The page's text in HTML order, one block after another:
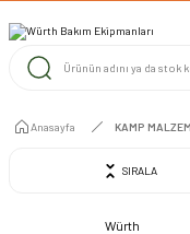
UYARI ! KARGOLAR 13
1000 TL ve Üzeri Ücretsiz
Anasayfa KAMP
SIRALA
Würth